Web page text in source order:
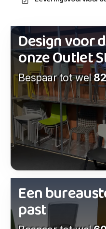
Design voor
onze Outlet
Bespaar tot wel
Een
past